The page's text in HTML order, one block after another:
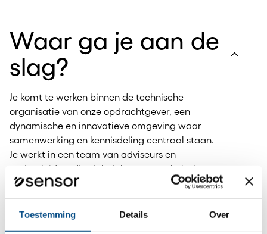
Toestemming Details Over
Waar ga je aan de
slag?
Je komt te werken binnen de technische
organisatie van onze opdrachtgever, een
dynamische en innovatieve omgeving waar
samenwerking en kennisdeling centraal staan.
Je werkt in een team van adviseurs en
projectleiders die zich richten op technische
optimalisatie en beleidsontwikkeling.
Hier heerst een cultuur van professionaliteit,
betrokkenheid en betrouwbaarheid. Jij krijgt de